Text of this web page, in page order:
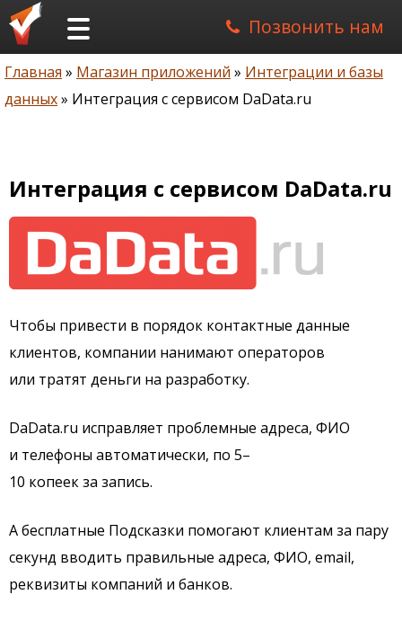
Позвонить нам
Строка
навигации
Главная Магазин приложений
Интеграции и базы
данных
Интеграция с сервисом DaData.ru
Интеграция с сервисом DaData.ru
Чтобы привести в порядок контактные данные
клиентов, компании нанимают операторов
или тратят деньги на разработку.
DaData.ru исправляет проблемные адреса, ФИО
и телефоны автоматически, по 5–
10 копеек за запись.
А бесплатные Подсказки помогают клиентам за пару
секунд вводить правильные адреса, ФИО, email,
реквизиты компаний и банков.